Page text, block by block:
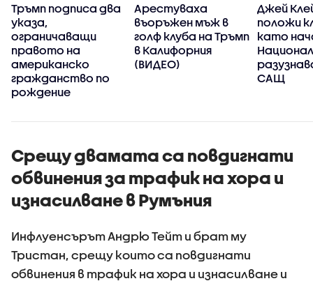
Тръмп подписа два
указа,
ограничаващи
правото на
американско
гражданство по
рождение
Арестуваха
въоръжен мъж в
голф клуба на Тръмп
в Калифорния
(ВИДЕО)
Джей
положи
като
САЩ
Срещу двамата са повдигнати
обвинения за трафик на хора и
изнасилване в Румъния
Инфлуенсърът Андрю Тейт и брат му
Тристан, срещу които са повдигнати
обвинения в трафик на хора и изнасилване и